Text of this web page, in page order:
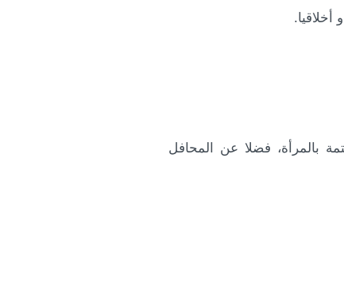
بالمرأة، فضلا عن المحافل